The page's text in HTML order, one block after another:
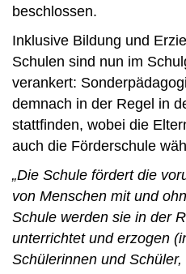
beschlossen.
Inklusive Bildung und
Schulen sind nun im
verankert:
demnach in der Regel in
stattfinden, wobei die
auch die Förderschule
„Die Schule fördert die
von Menschen mit und
Schule werden sie in der
unterrichtet und erzogen
Schülerinnen und Schüler,